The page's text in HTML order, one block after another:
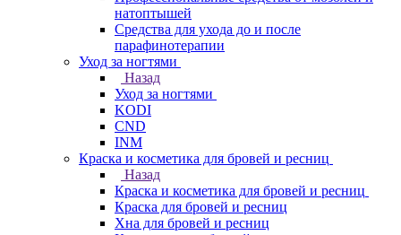
натоптышей
Средства для ухода до и после
парафинотерапии
Уход за ногтями
Назад
Уход за ногтями
KODI
CND
INM
Краска и косметика для бровей и ресниц
Назад
Краска и косметика для бровей и ресниц
Краска для бровей и ресниц
Хна для бровей и ресниц